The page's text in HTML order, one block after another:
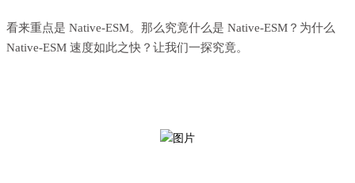
看来重点是 Native-ESM。那么究竟什么是 Native-ESM？为什么
Native-ESM 速度如此之快？让我们一探究竟。